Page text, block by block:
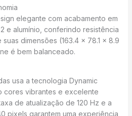
elegante com acabamento em
e alumínio, conferindo resistência
dimensões (163.4 x 78.1 x 8.9
é bem balanceado.
usa a tecnologia Dynamic
cores vibrantes e excelente
de atualização de 120 Hz e a
pixels garantem uma experiência